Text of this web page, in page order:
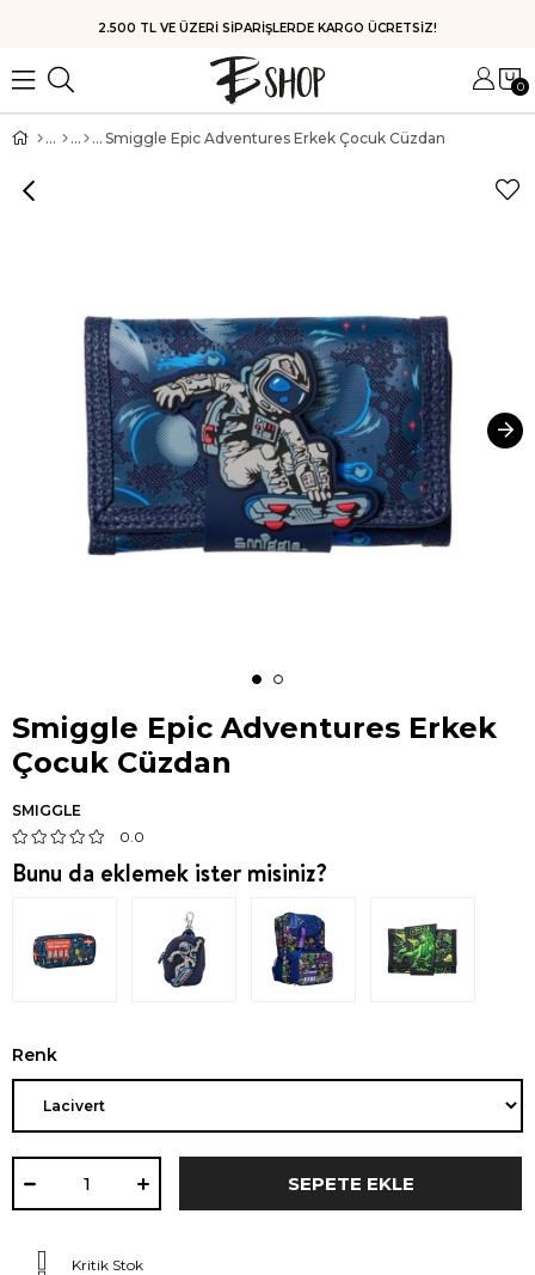
HIZLI KARGO
0
Smiggle Epic Adventures Erkek Çocuk Cüzdan
Smiggle Epic Adventures Erkek
Çocuk Cüzdan
SMIGGLE
0.0
Bunu da eklemek ister misiniz?
Renk
Kritik Stok